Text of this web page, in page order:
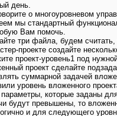
день.
о многоуровневом
мы стандартный
Вам помочь.
три файла, будем
проекте создайте
проект-уровень1 под
проект сделайте
суммарной задачей
уровень вложенного
параметры, которые заданы
будут превышены, то
и для следующего